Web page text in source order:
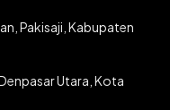
Pakisaji, Kabupaten
Utara, Kota